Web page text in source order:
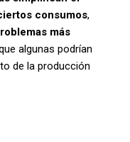
consumos,
más
algunas podrían
de la producción